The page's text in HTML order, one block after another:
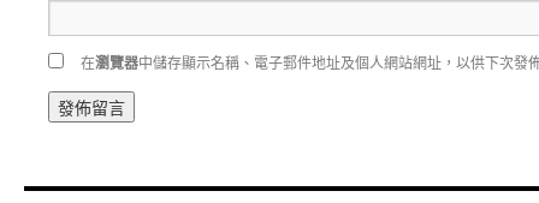
在瀏覽器中儲存顯示名稱、電子郵件地址及個人網站網址，以供下次發